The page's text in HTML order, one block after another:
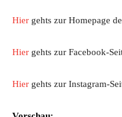
Hier gehts zur Homepage
Hier gehts zur Facebook-
Hier gehts zur Instagram-